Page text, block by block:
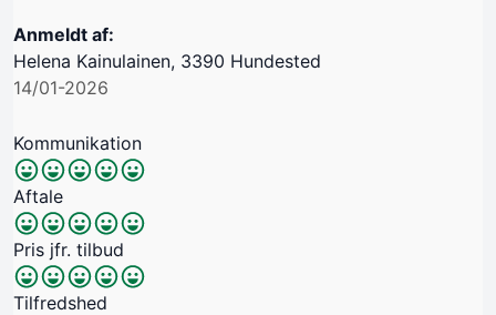
Anmeldt af:
Helena Kainulainen, 3390 Hundested
14/01-2026
Kommunikation
Aftale
Pris jfr. tilbud
Tilfredshed